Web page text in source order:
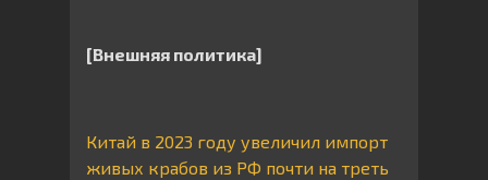
[Внешняя политика]
Китай в 2023 году увеличил импорт
живых крабов из РФ почти на треть